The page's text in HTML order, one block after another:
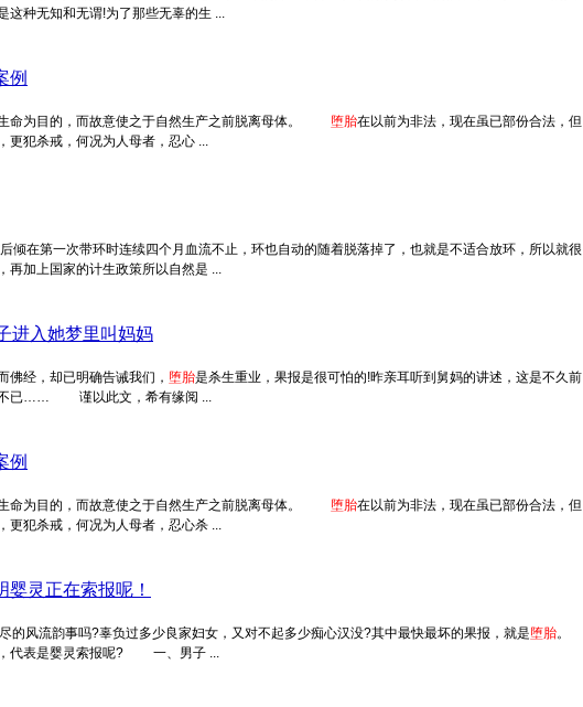
这种无知和无谓!为了那些无辜的生 ...
例
生命为目的，而故意使之于自然生产之前脱离母体。 堕胎在以前为非法，现在虽已部份合法，但
更犯杀戒，何况为人母者，忍心 ...
倾在第一次带环时连续四个月血流不止，环也自动的随着脱落掉了，也就是不适合放环，所以就很
再加上国家的计生政策所以自然是 ...
进入她梦里叫妈妈
佛经，却已明确告诫我们， 堕胎是杀生重业，果报是很可怕的!昨亲耳听到舅妈的讲述，这是不久前
不已…… 谨以此文，希有缘阅 ...
例
生命为目的，而故意使之于自然生产之前脱离母体。 堕胎在以前为非法，现在虽已部份合法，但
更犯杀戒，何况为人母者，忍心杀 ...
灵正在索报呢！
风流韵事吗?辜负过多少良家妇女，又对不起多少痴心汉没?其中最快最坏的果报，就是堕胎。
，代表是婴灵索报呢? 一、男子 ...